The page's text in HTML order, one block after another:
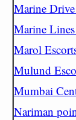
Marine
Marine
Marol
Mulund
Mumbai
Nariman